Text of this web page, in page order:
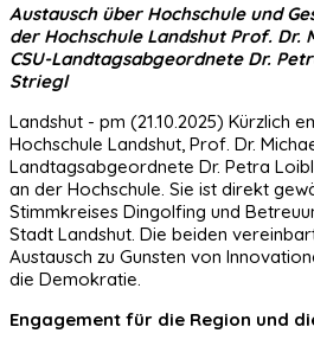
Austausch über Hochschule und
der Hochschule Landshut Prof. Dr.
CSU-Landtagsabgeordnete Dr.
Striegl
Landshut - pm (21.10.2025) Kürzlich
Hochschule Landshut, Prof. Dr.
Landtagsabgeordnete Dr. Petra
an der Hochschule. Sie ist direkt
Stimmkreises Dingolfing und
Stadt Landshut. Die beiden
Austausch zu Gunsten von
die Demokratie.
Engagement für die Region und